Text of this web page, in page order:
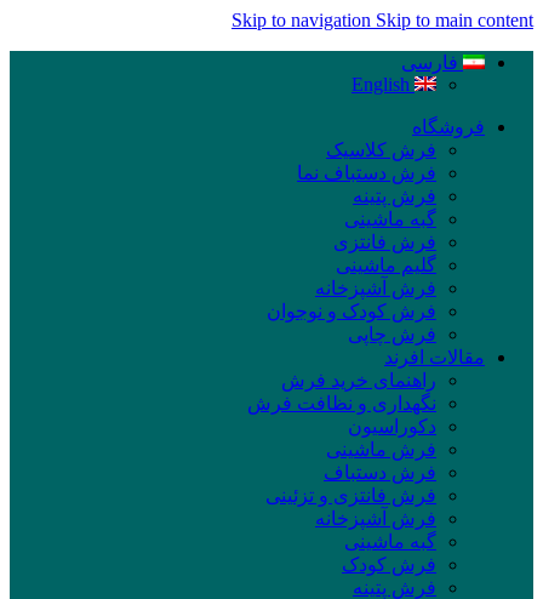
Skip to navigation Skip to main content
فارسی
English
فروشگاه
فرش کلاسیک
فرش دستباف نما
فرش پتینه
گبه ماشینی
فرش فانتزی
گلیم ماشینی
فرش آشپزخانه
فرش کودک و نوجوان
فرش چاپی
مقالات افرند
راهنمای خرید فرش
نگهداری و نظافت فرش
دکوراسیون
فرش ماشینی
فرش دستباف
فرش فانتزی و تزئینی
فرش آشپزخانه
گبه ماشینی
فرش کودک
فرش پتینه